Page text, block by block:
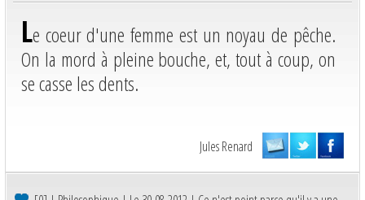
Le coeur d'une femme est un noyau de pêche.
On la mord à pleine bouche, et, tout à coup, on
se casse les dents.
Jules Renard